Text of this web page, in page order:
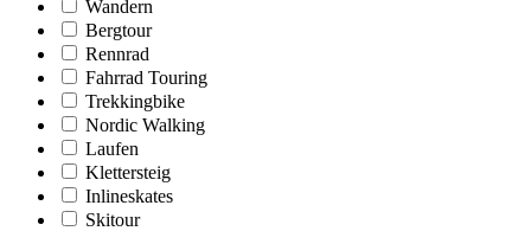
Wandern
Bergtour
Rennrad
Fahrrad Touring
Trekkingbike
Nordic Walking
Laufen
Klettersteig
Inlineskates
Skitour